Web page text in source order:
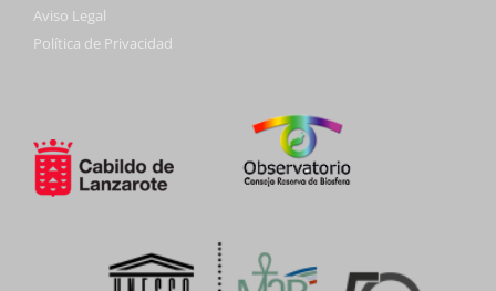
Aviso Legal
Política de Privacidad